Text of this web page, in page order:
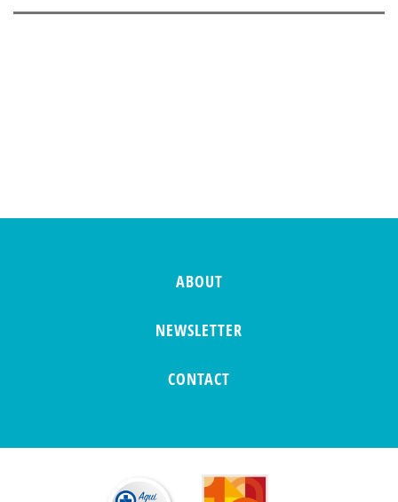
ABOUT
NEWSLETTER
CONTACT